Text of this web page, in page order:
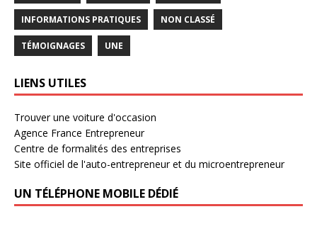
INFORMATIONS PRATIQUES NON CLASSÉ
TÉMOIGNAGES UNE
LIENS UTILES
Trouver une voiture d'occasion
Agence France Entrepreneur
Centre de formalités des entreprises
Site officiel de l'auto-entrepreneur et du microentrepreneur
UN TÉLÉPHONE MOBILE DÉDIÉ